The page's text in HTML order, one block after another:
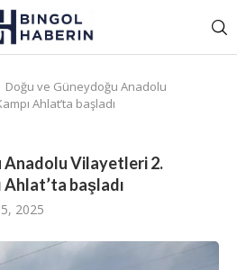
Doğu ve Güneydoğu Anadolu
Ahlat’ta başladı
Anadolu Vilayetleri 2.
başladı
5, 2025